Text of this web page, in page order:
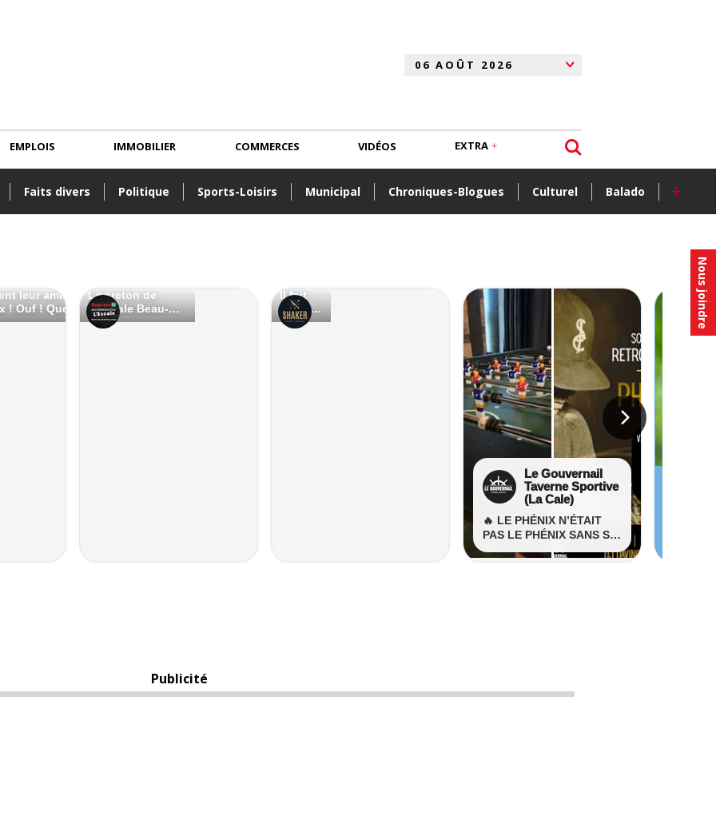
Nous joindre
Faits divers Politique Sports-Loisirs Municipal Chroniques-Blogues Culturel Balado +
EMPLOIS IMMOBILIER COMMERCES VIDÉOS EXTRA
Publicité